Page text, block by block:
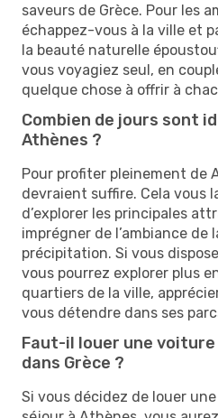
saveurs de Grèce. Pour les
échappez-vous à la ville et
la beauté naturelle
vous voyagiez seul, en
quelque chose à offrir à
Combien de jours sont
Athènes ?
Pour profiter pleinement de
devraient suffire. Cela vous
d’explorer les principales
imprégner de l’ambiance de
précipitation. Si vous
vous pourrez explorer plus
quartiers de la ville,
vous détendre dans ses
Faut-il louer une
dans Grèce ?
Si vous décidez de louer